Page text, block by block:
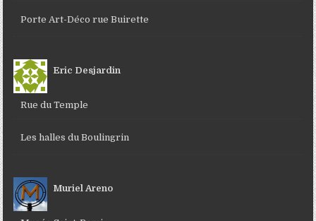
Porte Art-Déco rue Buirette
Eric Desjardin
Rue du Temple
Les halles du Boulingrin
Muriel Areno